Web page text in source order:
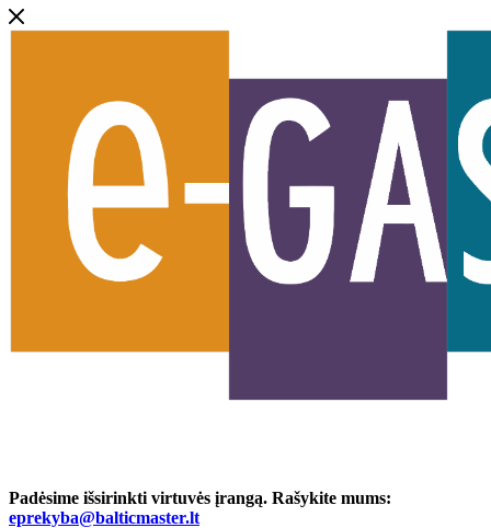
Padėsime išsirinkti virtuvės įrangą. Rašykite mums:
eprekyba@balticmaster.lt